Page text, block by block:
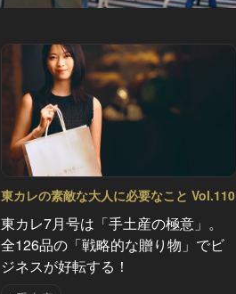
東カレの素敵な大人に必要なこと Vol.110
東カレ7月号は「手土産の極意」。
全126品の「戦略的な贈り物」でビ
ジネスが好転する！